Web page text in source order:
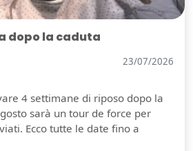
dopo la caduta
23/07/2026
4 settimane di riposo dopo la
sarà un tour de force per
Ecco tutte le date fino a